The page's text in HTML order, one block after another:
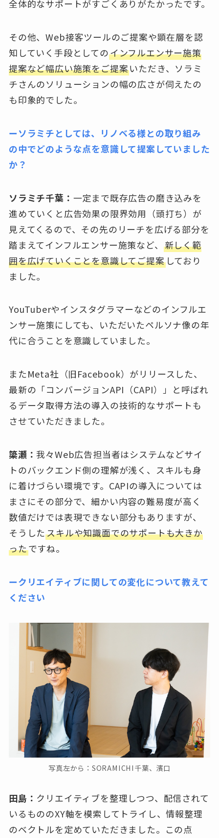
全体的なサポートがすごくありがたかったです。
その他、Web接客ツールのご提案や顕在層を認
知していく手段としてのインフルエンサー施策
提案など幅広い施策をご提案いただき、ソラミ
チさんのソリューションの幅の広さが伺えたの
も印象的でした。
ーソラミチとしては、リノベる様との取り組み
の中でどのような点を意識して提案していました
か？
ソラミチ千葉： 一定まで既存広告の磨き込みを
進めていくと広告効果の限界効用（頭打ち）が
見えてくるので、その先のリーチを広げる部分を
踏まえてインフルエンサー施策など、 新しく範
囲を広げていくことを意識してご提案しており
ました。
YouTuberやインスタグラマーなどのインフルエ
ンサー施策にしても、いただいたペルソナ像の年
代に合うことを意識していました。
またMeta社（旧Facebook）がリリースした、
最新の「コンバージョンAPI（CAPI）」と呼ばれ
るデータ取得方法の導入の技術的なサポートも
させていただきました。
簗瀬：我々Web広告担当者はシステムなどサイ
トのバックエンド側の理解が浅く、スキルも身
に着けづらい環境です。CAPIの導入については
まさにその部分で、細かい内容の難易度が高く
数値だけでは表現できない部分もありますが、
そうしたスキルや知識面でのサポートも大きか
ったですね。
ークリエイティブに関しての変化について教えて
ください
写真左から：SORAMICHI千葉、濱口
田島： クリエイティブを整理しつつ、配信されて
いるもののXY軸を模索してトライし、情報整理
のベクトルを定めていただきました。この点